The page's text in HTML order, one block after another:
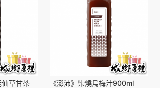
仙草甘茶
《澎沛》柴燒烏梅汁900ml